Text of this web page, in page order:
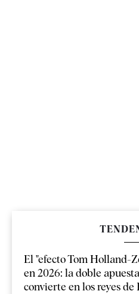
El "efecto Tom Holland-
en 2026: la doble
convierte en los reyes